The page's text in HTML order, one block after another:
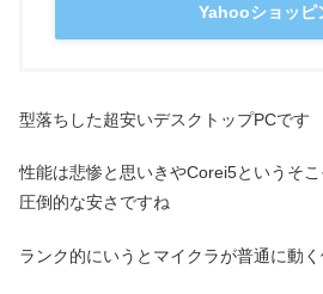
Yahooショッピ
型落ちした超安いデスクトップPCです
性能は悲惨と思いきやCorei5というそ
圧倒的な安さですね
ランク的にいうとマイクラが普通に動